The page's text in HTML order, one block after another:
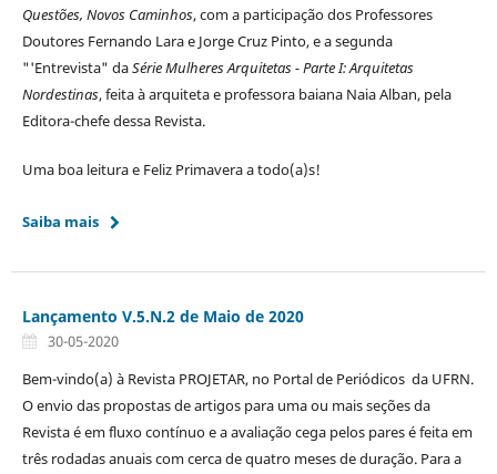
Questões, Novos Caminhos, com a participação dos Professores
Doutores Fernando Lara e Jorge Cruz Pinto, e a segunda
"'Entrevista" daSérie Mulheres Arquitetas - Parte I: Arquitetas
Nordestinas, feita à arquiteta e professora baiana Naia Alban, pela
Editora-chefe dessa Revista.
Uma boa leitura e Feliz Primavera a todo(a)s!
Saiba mais
Lançamento V.5.N.2 de Maio de 2020
30-05-2020
Bem-vindo(a) à Revista PROJETAR, no Portal de Periódicos da UFRN.
O envio das propostas de artigos para uma ou mais seções da
Revista é em fluxo contínuo e a avaliação cega pelos pares é feita em
três rodadas anuais com cerca de quatro meses de duração. Para a